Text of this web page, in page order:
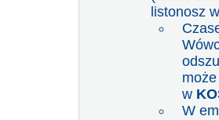
listonosz
w
W